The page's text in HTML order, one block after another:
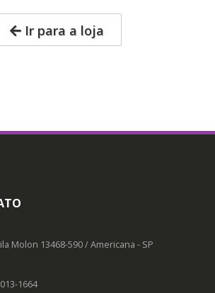
Ir para a loja
Molon 13468-590/Americana - SP
1664